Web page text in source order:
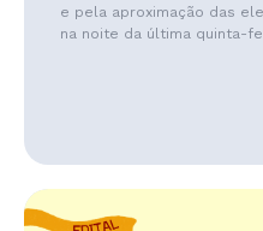
e pela aproximação das
na noite da última quinta-